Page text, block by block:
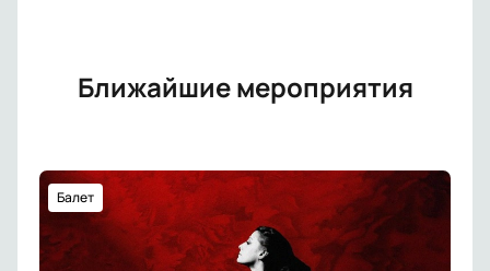
Ближайшие мероприятия
Балет